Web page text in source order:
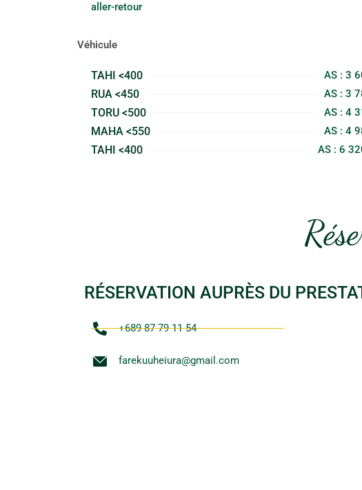
aller-retour
Véhicule
TAHI <400 AS : 3
RUA <450 AS : 3
TORU <500 AS : 4
MAHA <550 AS : 4
TAHI <400 AS : 6
RÉSERVATION AUPRÈS DU
+689 87 79 11 54
farekuuheiura@gmail.com